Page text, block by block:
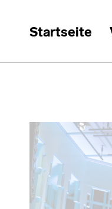
Startseite